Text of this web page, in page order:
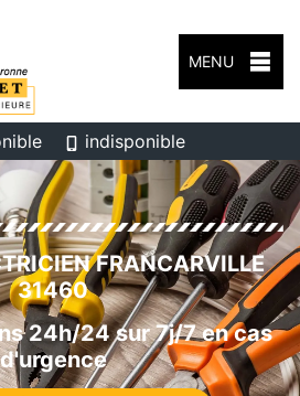
MENU
indisponible
FRANCARVILLE
31460
24h/24 sur 7j/7 en cas
d'urgence